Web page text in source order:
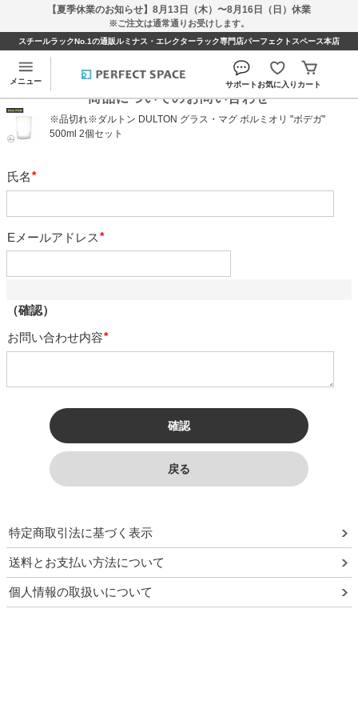
【夏季休業のお知らせ】8月13日（木）〜8月16日（日）休業
※ご注文は通常通りお受けします。
スチールラックNo.1の通販ルミナス・エレクターラック専門店パーフェクトスペース本店
メニュー サポートお気に入り カート
商品についてのお問い合わせ
※品切れ※ダルトン DULTON グラス・マグ ボルミオリ "ボデガ"
500ml 2個セット
氏名
Eメールアドレス
（確認）
お問い合わせ内容
特定商取引法に基づく表示
送料とお支払い方法について
個人情報の取扱いについて